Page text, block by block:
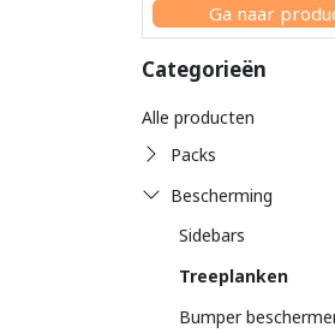
Ga naar
Categorieën
Alle producten
Packs
Bescherming
Sidebars
Treeplanken
Bumper